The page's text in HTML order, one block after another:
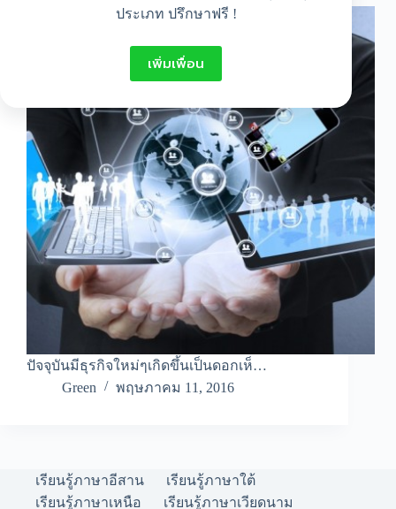
ประเภท ปรึกษาฟรี !
เพิ่มเพื่อน
ปัจจุบันมีธุรกิจใหม่ๆเกิดขึ้นเป็นดอกเห็…
Green
พฤษภาคม 11, 2016
เรียนรู้ภาษาอีสาน
เรียนรู้ภาษาใต้
เรียนรู้ภาษาเหนือ
เรียนรู้ภาษาเวียดนาม